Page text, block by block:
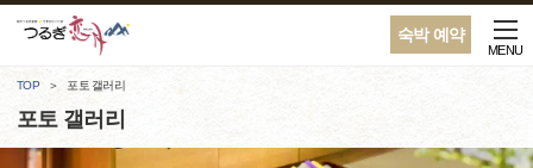
숙박 예약
MENU
TOP 포토 갤러리
포토 갤러리